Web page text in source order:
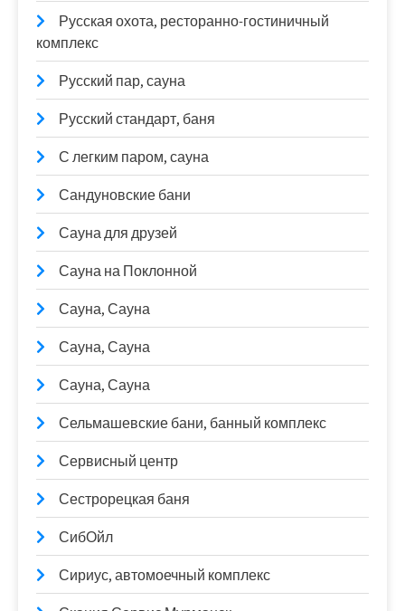
Русская охота, ресторанно-гостиничный
комплекс
Русский пар, сауна
Русский стандарт, баня
С легким паром, сауна
Сандуновские бани
Сауна для друзей
Сауна на Поклонной
Сауна, Сауна
Сауна, Сауна
Сауна, Сауна
Сельмашевские бани, банный комплекс
Сервисный центр
Сестрорецкая баня
СибОйл
Сириус, автомоечный комплекс